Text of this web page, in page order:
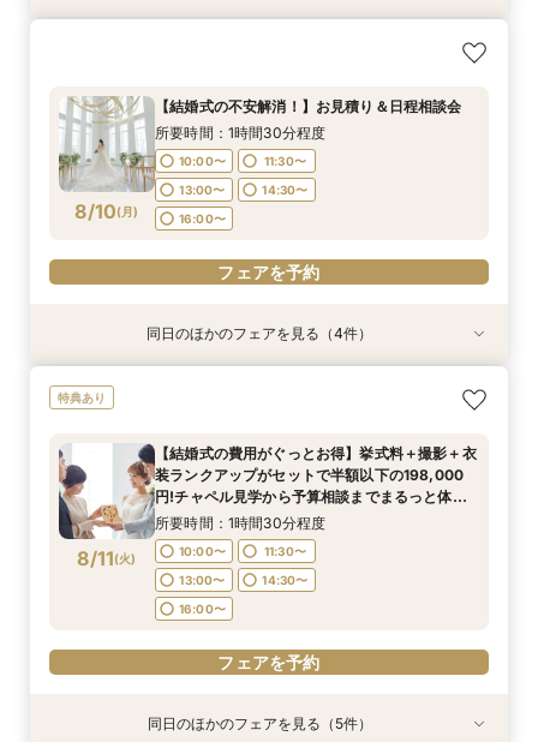
8/9 日 )
【挙式＋会食が5万円OFF！】費用を抑えて叶え
13:00〜
15:00〜
17:00〜
フェアを予約
8/9 日 )
10:00〜
11:30〜
13:00〜
14:30〜
16:00〜
フェアを予約
8/9 日 )
【結婚式の費用がぐっとお得】挙式料＋撮影＋衣
BIGフェア
所要時間：1時間30分程度
10:00〜
11:30〜
13:00〜
14:30〜
16:00〜
8/9 日 )
【和婚フェア｜挙式料半額特典】和装×チャペル
14:00〜
15:30〜
17:00〜
フェアを予約
8/10(月)
【結婚式の不安解消！】お見積り＆日程相談会
所要時間：1時間30分程度
10:00〜
11:30〜
13:00〜
14:30〜
16:00〜
フェアを予約
8/10 月)
【期間限定】50％OFF★チャペルフォトキャン
11:00〜
12:30〜
14:00〜
15:30〜
17:00〜
フェアを予約
8/10 月)
【挙式＋会食が5万円OFF！】費用を抑えて叶え
9:00〜
11:00〜
13:00〜
15:00〜
17:00〜
フェアを予約
8/10 月)
【結婚式の費用がぐっとお得】挙式料＋撮影＋衣
BIGフェア
所要時間：1時間30分程度
10:00〜
11:30〜
13:00〜
14:30〜
16:00〜
フェアを予約
8/10 月)
【和婚フェア｜挙式料半額特典】和装×チャペル
11:00〜
12:30〜
14:00〜
15:30〜
17:00〜
フェアを予約
同日のほかのフェアを見る（4件）
特典あり
8/11(火)
【結婚式の費用がぐっとお得】挙式料＋撮影＋衣
装ランクアップがセットで半額以下の198,000
円!チャペル見学から予算相談までまるっと体験
BIGフェア
所要時間：1時間30分程度
10:00〜
11:30〜
13:00〜
14:30〜
16:00〜
フェアを予約
同日のほかのフェアを見る（5件）